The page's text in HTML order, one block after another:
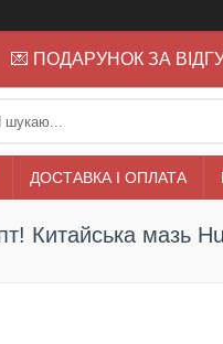
💌 ПОДАРУНОК ЗА
ДОСТАВКА І ОПЛАТА
Китайська мазь